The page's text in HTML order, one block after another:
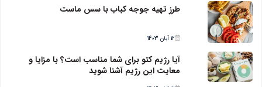
طرز تهیه جوجه کباب با سس ماست
12 آبان 1403
آیا رژیم کتو برای شما مناسب است؟ با مزایا و
معایت این رژیم آشنا شوید